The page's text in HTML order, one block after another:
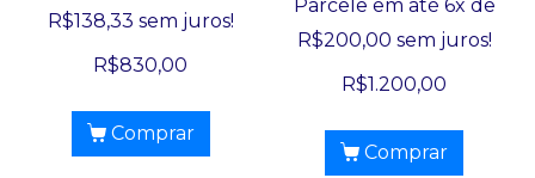
R$138,33 sem juros!
R$830,00
Comprar
Parcele em até 6x de
R$200,00 sem juros!
R$1.200,00
Comprar